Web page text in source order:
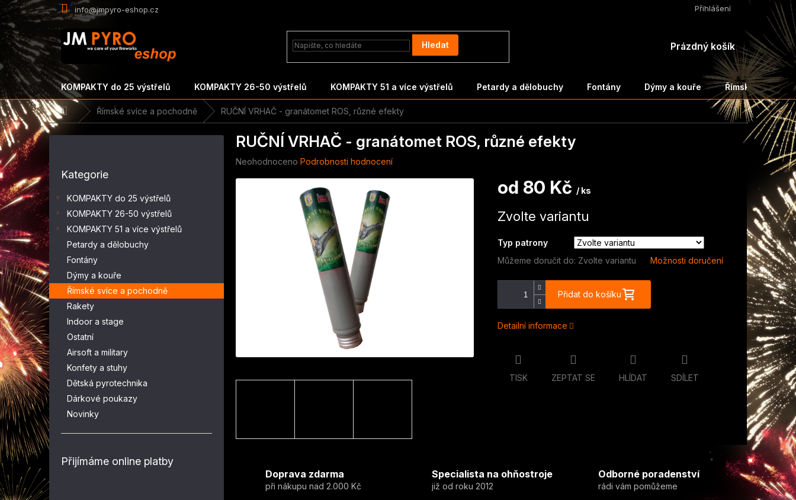
Přejít
na
obsah
info@jmpyro-eshop.cz Přihlášení
Hledat
NÁKUPNÍ
Prázdný košík
KOMPAKTY do 25 výstřelů KOMPAKTY 26-50 výstřelů KOMPAKTY 51 a více výstřelů Petardy a dělobuchy Fontány Dýmy a kouře Římské svíce a
Domů Římské svíce a pochodně RUČNÍ VRHAČ - granátomet ROS, různé efekty
P
t
a
n
í
p
a
n
e
l
kategorie
Kategorie
KOMPAKTY do 25 výstřelů
KOMPAKTY 26-50 výstřelů
KOMPAKTY 51 a více výstřelů
Petardy a dělobuchy
Fontány
Dýmy a kouře
Římské svíce a pochodně
Rakety
Indoor a stage
Ostatní
Airsoft a military
Konfety a stuhy
Dětská pyrotechnika
Dárkové poukazy
Novinky
Přijímáme online platby
RUČNÍ VRHAČ - granátomet ROS, různé efekty
Průměrné
Neohodnoceno Podrobnosti hodnocení
od 80 Kč / ks
cena:
Zvolte variantu
Typ patrony
Můžeme doručit do: Zvolte variantu Možnosti doručení
Přidat do košíku
Detailní informace
TISK ZEPTAT SE HLÍDAT SDÍLET
Doprava zdarma
při nákupu nad 2.000 Kč
Specialista na ohňostroje
již od roku 2012
Odborné poradenství
rádi vám pomůžeme